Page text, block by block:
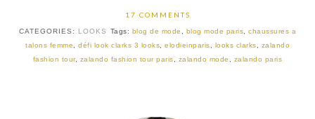
17 COMMENTS
CATEGORIES: LOOKS Tags: blog de mode , blog mode paris,chaussures a
talons femme, défi look clarks 3 looks, elodieinparis, looks clarks, zalando
fashion tour, zalando fashion tour paris, zalando mode , zalando paris